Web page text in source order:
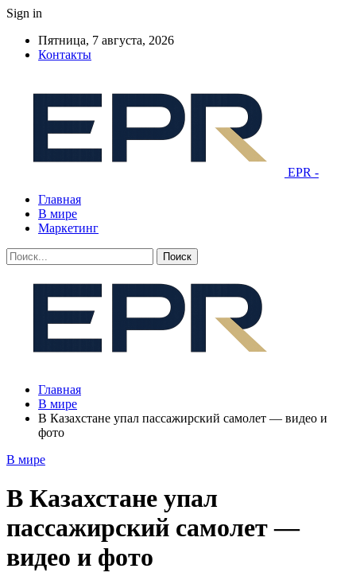
Sign in
Пятница, 7 августа, 2026
Контакты
EPR -
Главная
В мире
Маркетинг
Главная
В мире
В Казахстане упал пассажирский самолет — видео и
фото
В мире
В Казахстане упал
пассажирский самолет —
видео и фото